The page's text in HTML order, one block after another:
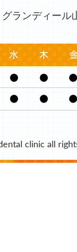
ランディール
clinic all